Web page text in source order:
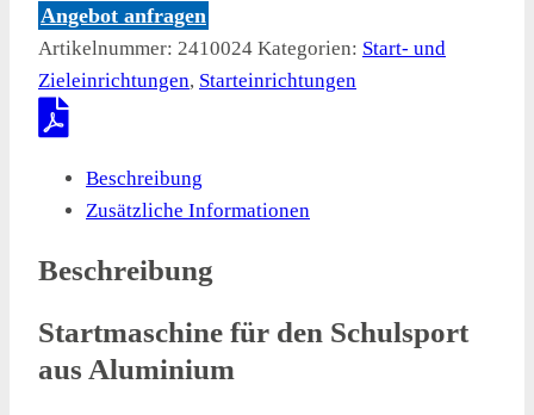
Angebot anfragen
Artikelnummer: 2410024 Kategorien: Start- und
Zieleinrichtungen, Starteinrichtungen
Beschreibung
Zusätzliche Informationen
Beschreibung
Startmaschine für den Schulsport
aus Aluminium